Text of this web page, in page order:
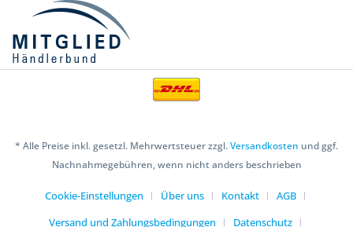
* Alle Preise inkl. gesetzl. Mehrwertsteuer zzgl.Versandkosten und ggf.
Nachnahmegebühren, wenn nicht anders beschrieben
Cookie-Einstellungen Über uns Kontakt
AGB
Versand und Zahlungsbedingungen
Datenschutz